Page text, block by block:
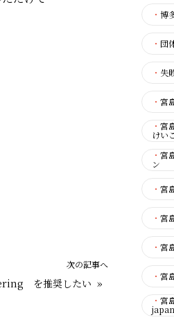
次の記事へ
を推奨したい »
・ 博
・ 団
・ 失
・ 宮
・ 宮
けい
・ 宮
ン
・ 宮
・ 宮
・ 宮
・ 宮
・ 宮
japan